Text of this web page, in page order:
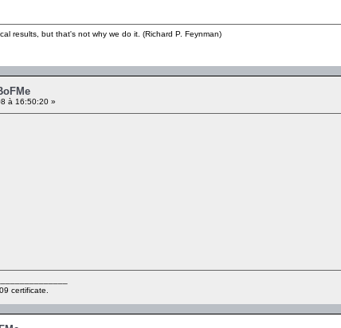
results, but that's not why we do it. (Richard P. Feynman)
à 16:50:20 »
certificate.